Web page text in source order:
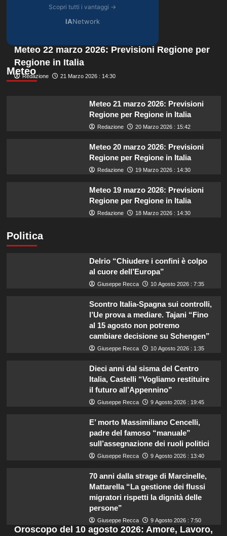
Scopri tutti i vantaggi →
IANetwork
Meteo
Meteo 22 marzo 2026: Previsioni Regione per
Regione in Italia
Redazione 21 Marzo 2026 : 14:30
Meteo 21 marzo 2026: Previsioni
Regione per Regione in Italia
Redazione 20 Marzo 2026 : 15:42
Meteo 20 marzo 2026: Previsioni
Regione per Regione in Italia
Redazione 19 Marzo 2026 : 14:30
Meteo 19 marzo 2026: Previsioni
Regione per Regione in Italia
Redazione 18 Marzo 2026 : 14:30
Politica
Delrio “Chiudere i confini è colpo
al cuore dell’Europa”
Giuseppe Recca 10 Agosto 2026 : 7:35
Scontro Italia-Spagna sui controlli,
l’Ue prova a mediare. Tajani “Fino
al 15 agosto non potremo
cambiare decisione su Schengen”
Giuseppe Recca 10 Agosto 2026 : 1:35
Dieci anni dal sisma del Centro
Italia, Castelli “Vogliamo restituire
il futuro all’Appennino”
Giuseppe Recca 9 Agosto 2026 : 19:45
E’ morto Massimiliano Cencelli,
padre del famoso “manuale”
sull’assegnazione dei ruoli politici
Giuseppe Recca 9 Agosto 2026 : 13:40
70 anni dalla strage di Marcinelle,
Mattarella “La gestione dei flussi
migratori rispetti la dignità delle
persone”
Giuseppe Recca 9 Agosto 2026 : 7:50
Oroscopo del 10 agosto 2026: Amore, Lavoro,